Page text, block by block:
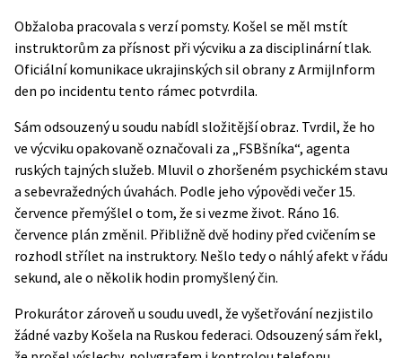
Obžaloba pracovala s verzí pomsty. Košel se měl mstít
instruktorům za přísnost při výcviku a za disciplinární tlak.
Oficiální komunikace ukrajinských sil obrany z ArmijInform
den po incidentu tento rámec potvrdila.
Sám odsouzený u soudu nabídl složitější obraz. Tvrdil, že ho
ve výcviku opakovaně označovali za „FSBšníka“, agenta
ruských tajných služeb. Mluvil o zhoršeném psychickém stavu
a sebevražedných úvahách. Podle jeho výpovědi večer 15.
července přemýšlel o tom, že si vezme život. Ráno 16.
července plán změnil. Přibližně dvě hodiny před cvičením se
rozhodl střílet na instruktory. Nešlo tedy o náhlý afekt v řádu
sekund, ale o několik hodin promyšlený čin.
Prokurátor zároveň u soudu uvedl, že vyšetřování nezjistilo
žádné vazby Košela na Ruskou federaci. Odsouzený sám řekl,